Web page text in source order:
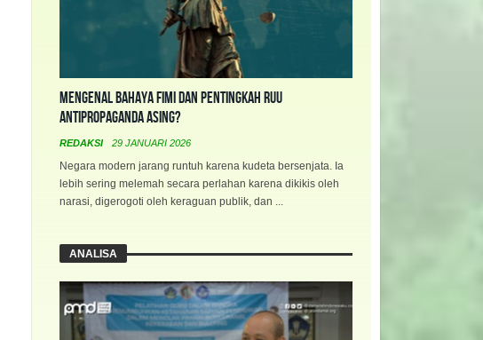
Mengenal Bahaya FIMI dan Pentingkah RUU
Antipropaganda Asing?
REDAKSI 29 JANUARI 2026
Negara modern jarang runtuh karena kudeta bersenjata. Ia
lebih sering melemah secara perlahan karena dikikis oleh
narasi, digerogoti oleh keraguan publik, dan ...
ANALISA